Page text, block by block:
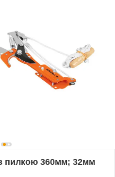
пилкою 360мм; 32мм